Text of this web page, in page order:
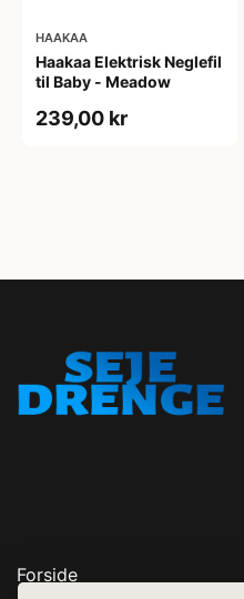
HAAKAA
Haakaa Elektrisk Neglefil
til Baby - Meadow
239,00 kr
Forside